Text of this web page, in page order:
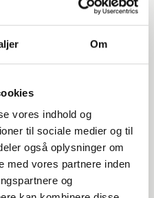
Om
vores indhold og
til sociale medier og til
også oplysninger om
med vores partnere inden
og
dotyczących
PL
810 172